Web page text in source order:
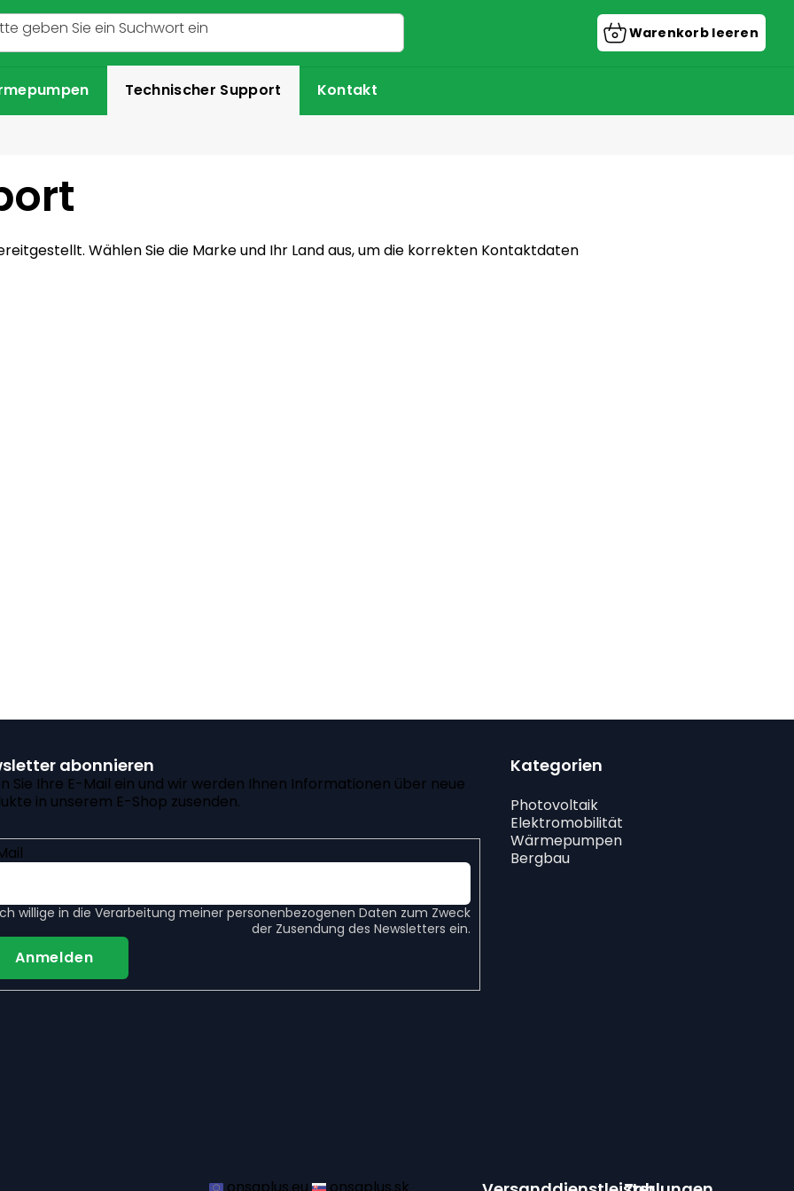
Warenkorb
Warenkorb leeren
Technischer Support Kontakt
Wählen Sie die Marke und Ihr Land aus, um die korrekten Kontaktdaten
abonnieren
Sie Ihre E-Mail ein und wir werden Ihnen Informationen über neue
in unserem E-Shop zusenden.
willige in die Verarbeitung meiner personenbezogenen Daten zum Zweck
der Zusendung des Newsletters ein.
Anmelden
Kategorien
Photovoltaik
Elektromobilität
Wärmepumpen
Bergbau